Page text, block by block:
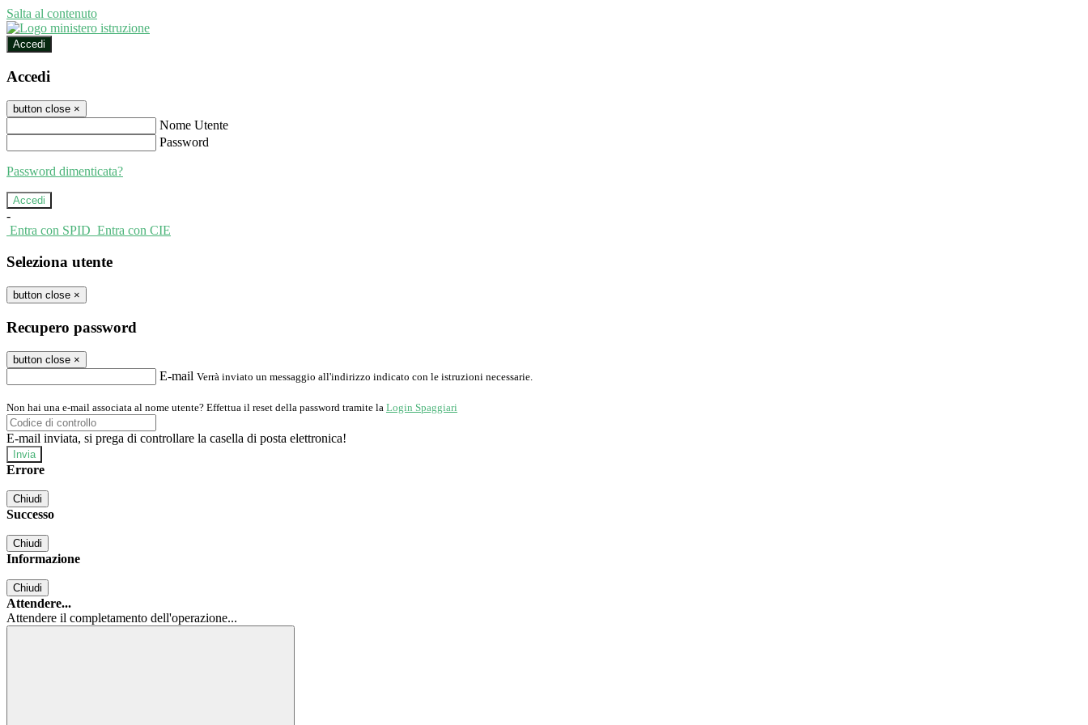
Salta al contenuto
Accedi
Accedi
button close ×
Nome Utente
Password
Password dimenticata?
-
Entra con SPID Entra con CIE
Seleziona utente
button close ×
Recupero password
button close ×
E-mail Verrà inviato un messaggio all'indirizzo indicato con le istruzioni necessarie.
Non hai una e-mail associata al nome utente? Effettua il reset della password tramite la Login Spaggiari
E-mail inviata, si prega di controllare la casella di posta elettronica!
Errore
Chiudi
Successo
Chiudi
Informazione
Chiudi
Attendere...
Attendere il completamento dell'operazione...